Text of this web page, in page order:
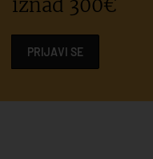
iznad 300€
PRIJAVI SE